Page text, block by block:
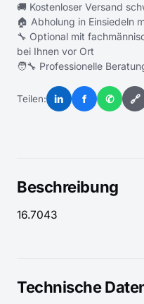
🚚 Kostenloser Versand
🏠 Abholung in Einsiedeln
🔧 Optional mit
bei Ihnen vor Ort
🧑‍🔧 Professionelle
Teilen: in f ✆ 🔗
Beschreibung
16.7043
Technische